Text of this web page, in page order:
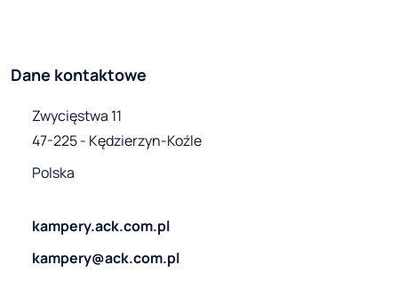
Dane kontaktowe
Zwycięstwa 11
47-225 - Kędzierzyn-Koźle
Polska
kampery.ack.com.pl
kampery@ack.com.pl